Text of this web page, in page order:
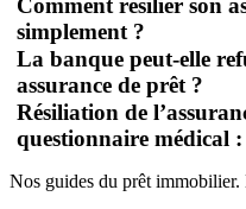
Comment résilier son
simplement ?
La banque peut-elle
assurance de prêt ?
Résiliation de
questionnaire médical :
Nos guides du prêt